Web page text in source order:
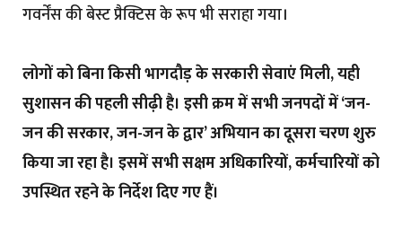
गवर्नेंस की बेस्ट प्रैक्टिस के रूप भी सराहा गया।
लोगों को बिना किसी भागदौड़ के सरकारी सेवाएं मिली, यही
सुशासन की पहली सीढ़ी है। इसी क्रम में सभी जनपदों में ‘जन-
जन की सरकार, जन-जन के द्वार’ अभियान का दूसरा चरण शुरु
किया जा रहा है। इसमें सभी सक्षम अधिकारियों, कर्मचारियों को
उपस्थित रहने के निर्देश दिए गए हैं।